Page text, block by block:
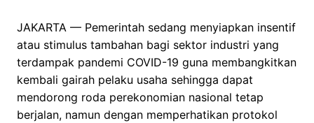
JAKARTA — Pemerintah sedang menyiapkan insentif
atau stimulus tambahan bagi sektor industri yang
terdampak pandemi COVID-19 guna membangkitkan
kembali gairah pelaku usaha sehingga dapat
mendorong roda perekonomian nasional tetap
berjalan, namun dengan memperhatikan protokol